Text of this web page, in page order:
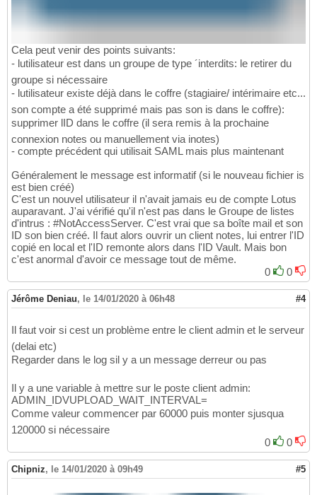
Cela peut venir des points suivants:
- lutilisateur est dans un groupe de type ´interdits: le retirer du
groupe si nécessaire
- lutilisateur existe déjà dans le coffre (stagiaire/ intérimaire etc...
son compte a été supprimé mais pas son is dans le coffre):
supprimer lID dans le coffre (il sera remis à la prochaine
connexion notes ou manuellement via inotes)
- compte précédent qui utilisait SAML mais plus maintenant
Généralement le message est informatif (si le nouveau fichier is
est bien créé)
C'est un nouvel utilisateur il n'avait jamais eu de compte Lotus
auparavant. J'ai vérifié qu'il n'est pas dans le Groupe de listes
d'intrus : #NotAccessServer. C'est vrai que sa boîte mail et son
ID son bien créé. Il faut alors ouvrir un client notes, lui entrer l'ID
copié en local et l'ID remonte alors dans l'ID Vault. Mais bon
c'est anormal d'avoir ce message tout de même.
0
0
Jérôme Deniau, le 14/01/2020 à 06h48 #4
Il faut voir si cest un problème entre le client admin et le serveur
(delai etc)
Regarder dans le log sil y a un message derreur ou pas
Il y a une variable à mettre sur le poste client admin:
ADMIN_IDVUPLOAD_WAIT_INTERVAL=
Comme valeur commencer par 60000 puis monter sjusqua
120000 si nécessaire
0
0
Chipniz, le 14/01/2020 à 09h49 #5